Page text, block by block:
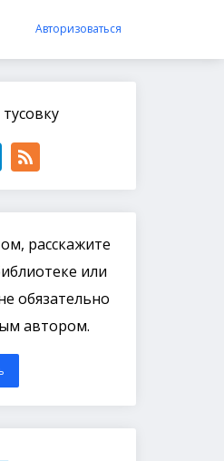
Авторизоваться
расскажите
или
обязательно
автором.